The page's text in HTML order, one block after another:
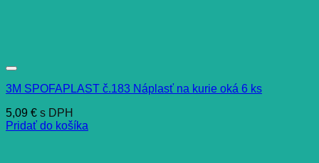
3M SPOFAPLAST č.183 Náplasť na kurie oká 6 ks
5,09 € s DPH
Pridať do košíka